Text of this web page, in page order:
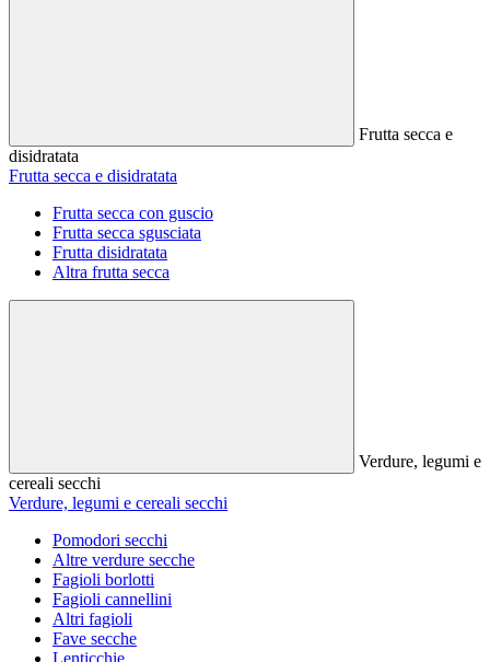
Frutta secca e
disidratata
Frutta secca e disidratata
Frutta secca con guscio
Frutta secca sgusciata
Frutta disidratata
Altra frutta secca
Verdure, legumi e
cereali secchi
Verdure, legumi e cereali secchi
Pomodori secchi
Altre verdure secche
Fagioli borlotti
Fagioli cannellini
Altri fagioli
Fave secche
Lenticchie